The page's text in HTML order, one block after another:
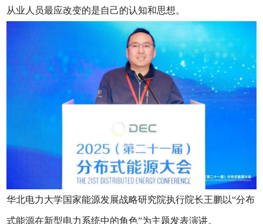
从业人员最应改变的是自己的认知和思想。
华北电力大学国家能源发展战略研究院执行院长王鹏以“分布
式能源在新型电力系统中的角色”为主题发表演讲。